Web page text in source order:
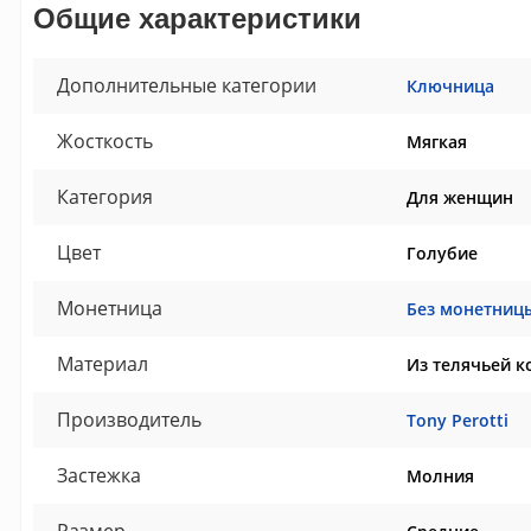
Общие характеристики
Дополнительные категории Ключница
Жосткость Мягкая
Категория Для женщин
Цвет Голубие
Монетница Без
Материал Из телячьей
Производитель Tony Perotti
Застежка Молния